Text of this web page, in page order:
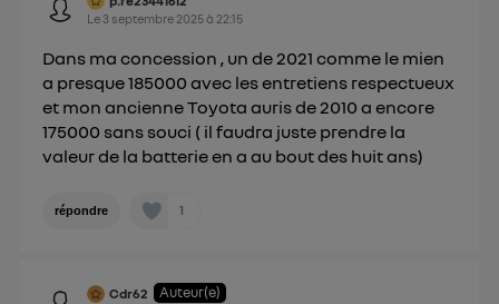
Le 3 septembre 2025à 22:15
Dans ma concession , un de 2021 comme le mien
a presque 185000 avec les entretiens respectueux
et mon ancienne Toyota auris de 2010 a encore
175000 sans souci ( il faudra juste prendre la
valeur de la batterie en a au bout des huit ans)
répondre 1
Cdr62 Auteur(e)
") ou via la page « gérer Utiq » en bas de ce site.
Pour plus d'informations, veuillez consulterla
Politique d'information sur les données
personnelles d'Utiq.